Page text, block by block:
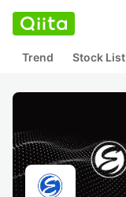
Trend Stock List